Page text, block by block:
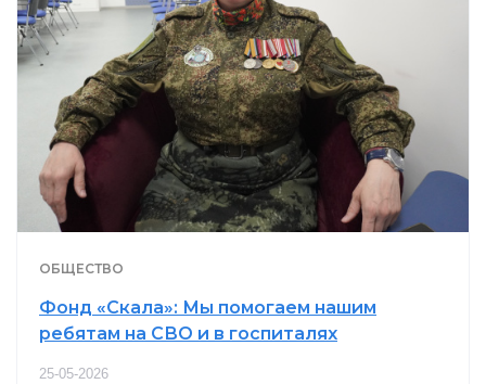
ОБЩЕСТВО
Фонд «Скала»: Мы помогаем нашим
ребятам на СВО и в госпиталях
25-05-2026